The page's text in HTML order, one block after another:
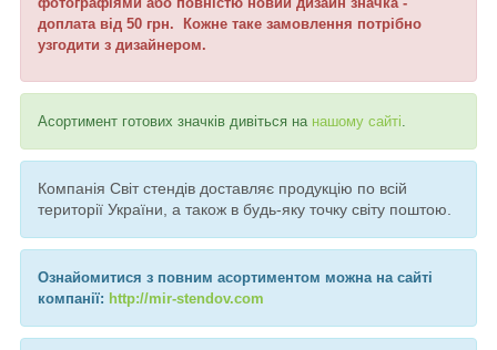
доплата від 50 грн. Кожне таке замовлення потрібно
узгодити з дизайнером.
Асортимент готових значків дивіться на нашому сайті.
Компанія Світ стендів доставляє продукцію по всій
території України, а також в будь-яку точку світу поштою.
Ознайомитися з повним асортиментом можна на сайті
компанії: http://mir-stendov.com